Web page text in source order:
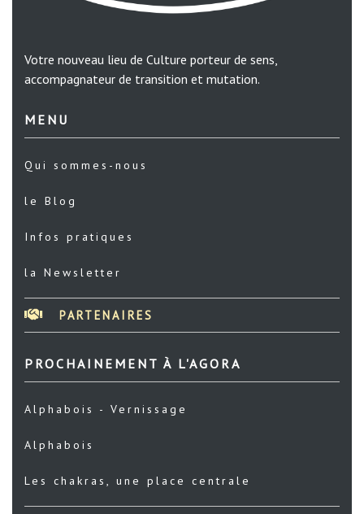
Votre nouveau lieu de Culture porteur de sens,
accompagnateur de transition et mutation.
MENU
Qui sommes-nous
le Blog
Infos pratiques
la Newsletter
PARTENAIRES
PROCHAINEMENT À L'AGORA
Alphabois - Vernissage
Alphabois
Les chakras, une place centrale